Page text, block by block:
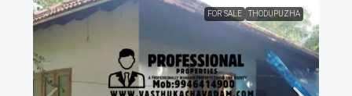
FOR SALE THODUPUZHA